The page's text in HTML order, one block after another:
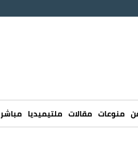
منوعات مقالات ملتيميديا مباشر